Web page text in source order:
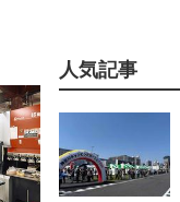
人気記事